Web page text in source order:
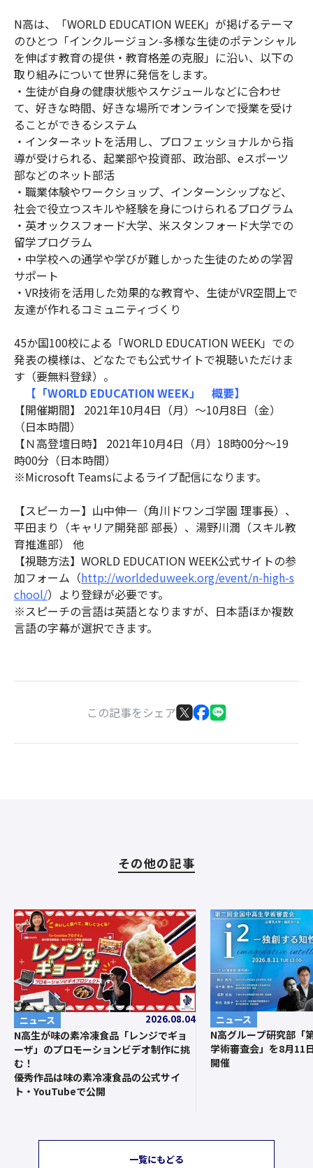
N高は、「WORLD EDUCATION WEEK」が掲げるテーマ
のひとつ「インクルージョン-多様な生徒のポテンシャル
を伸ばす教育の提供・教育格差の克服」に沿い、以下の
取り組みについて世界に発信をします。
・生徒が自身の健康状態やスケジュールなどに合わせ
て、好きな時間、好きな場所でオンラインで授業を受け
ることができるシステム
・インターネットを活用し、プロフェッショナルから指
導が受けられる、起業部や投資部、政治部、eスポーツ
部などのネット部活
・職業体験やワークショップ、インターンシップなど、
社会で役立つスキルや経験を身につけられるプログラム
・英オックスフォード大学、米スタンフォード大学での
留学プログラム
・中学校への通学や学びが難しかった生徒のための学習
サポート
・VR技術を活用した効果的な教育や、生徒がVR空間上で
友達が作れるコミュニティづくり
45か国100校による「WORLD EDUCATION WEEK」での
発表の模様は、どなたでも公式サイトで視聴いただけま
す（要無料登録）。
【「WORLD EDUCATION WEEK」 概要】
【開催期間】 2021年10月4日（月）～10月8日（金）
（日本時間）
【Ｎ高登壇日時】 2021年10月4日（月）18時00分～19
時00分（日本時間）
※Microsoft Teamsによるライブ配信になります。
【スピーカー】山中伸一（角川ドワンゴ学園 理事長）、
平田まり（キャリア開発部 部長）、湯野川潤（スキル教
育推進部） 他
【視聴方法】WORLD EDUCATION WEEK公式サイトの参
加フォーム（http://worldeduweek.org/event/n-high-s
chool/）より登録が必要です。
※スピーチの言語は英語となりますが、日本語ほか複数
言語の字幕が選択できます。
この記事をシェア
その他の記事
ニュース 2026.08.04
N高生が味の素冷凍食品「レンジでギョ
ーザ」のプロモーションビデオ制作に挑
む！
優秀作品は味の素冷凍食品の公式サイ
ト・YouTubeで公開
ニュース
N高グループ研究部「
学術審査会」を8月11
開催
一覧にもどる